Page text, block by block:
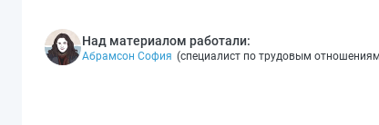
Над материалом работали:
Абрамсон София (специалист по трудовым